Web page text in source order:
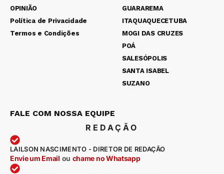
OPINIÃO
Política de Privacidade
Termos e Condições
GUARAREMA
ITAQUAQUECETUBA
MOGI DAS CRUZES
POÁ
SALESÓPOLIS
SANTA ISABEL
SUZANO
FALE COM NOSSA EQUIPE
REDAÇÃO
LAILSON NASCIMENTO - DIRETOR DE REDAÇÃO
Envie um Email ou chame no Whatsapp